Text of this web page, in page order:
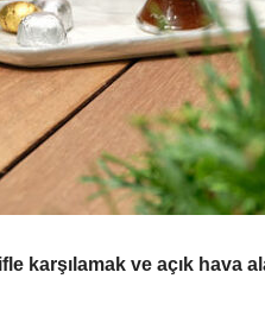
karşılamak ve açık hava